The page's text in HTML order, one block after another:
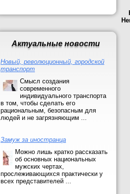
Актуальные новости
Новый, революционный, городской
транспорт
Смысл создания
современного
индивидуального транспорта
в том, чтобы сделать его
рациональным, безопасным для
людей и не загрязняющим ...
Замуж за иностранца
Можно лишь кратко рассказать
об основных национальных
мужских чертах,
прослеживающихся практически у
всех представителей ...